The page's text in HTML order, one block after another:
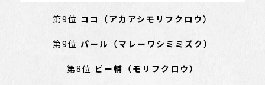
第9位 ココ（アカアシモリフクロウ）
第9位 パール（マレーワシミミズク）
第8位 ピー輔（モリフクロウ）